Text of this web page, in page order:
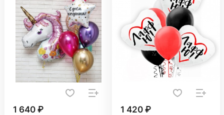
1 640 ₽ 1 420 ₽